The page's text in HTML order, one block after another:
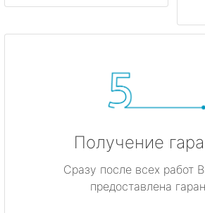
Получение
Сразу после всех работ
предоставлена